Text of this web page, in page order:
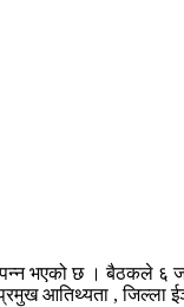
भएको छ । बैठकले
आतिथ्यता , जिल्ला